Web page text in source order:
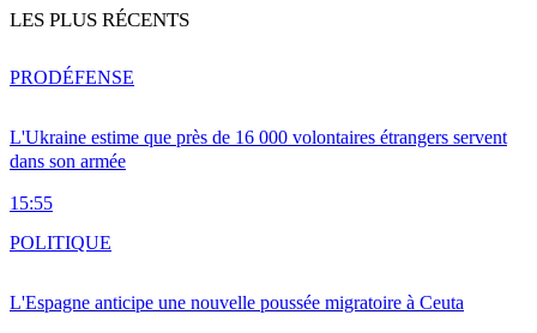
LES PLUS RÉCENTS
L'Ukraine estime que près de 16 000 volontaires étrangers servent
dans son armée
15:55
PRODÉFENSE
L'Espagne anticipe une nouvelle poussée migratoire à Ceuta
POLITIQUE